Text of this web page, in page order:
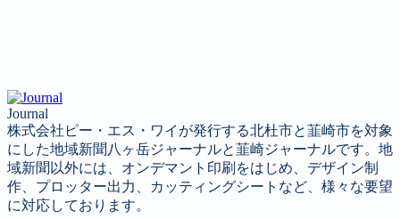
Journal
株式会社ピー・エス・ワイが発行する北杜市と韮崎市を対象
にした地域新聞八ヶ岳ジャーナルと韮崎ジャーナルです。地
域新聞以外には、オンデマント印刷をはじめ、デザイン制
作、プロッター出力、カッティングシートなど、様々な要望
に対応しております。